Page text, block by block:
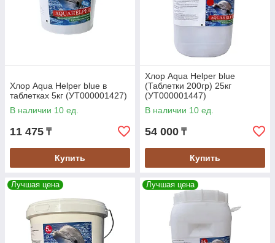
Хлор Aqua Helper blue в
таблетках 5кг (УТ000001427)
В наличии 10 ед.
11 475 ₸
Купить
Хлор Aqua Helper blue
(Таблетки 200гр) 25кг
(УТ000001447)
В наличии 10 ед.
54 000 ₸
Купить
Лучшая цена Лучшая цена